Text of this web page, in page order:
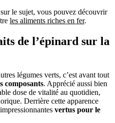
le sujet, vous pouvez découvrir
les aliments riches en fer.
de l’épinard sur la
légumes verts, c’est avant tout
composants. Apprécié aussi bien
dose de vitalité au quotidien,
Derrière cette apparence
vertus pour le